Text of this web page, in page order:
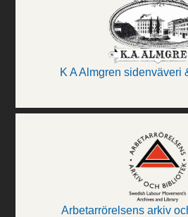
K A Almgren sidenväveri
Arbetarrörelsens arkiv